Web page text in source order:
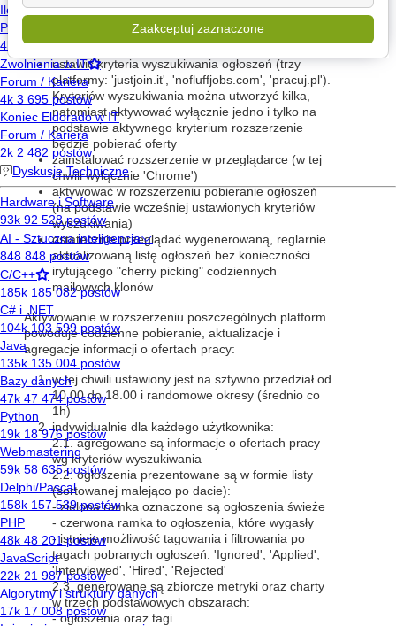
należy się zarejestrować podając e-mail (plus
ustawić kryteria wyszukiwania ogłoszeń (trzy
platformy: 'justjoin.it', 'nofluffjobs.com', 'pracuj.pl').
Kryteriów wyszukiwania można utworzyć kilka,
natomiast aktywować wyłącznie jedno i tylko na
podstawie aktywnego kryterium rozszerzenie
będzie pobierać oferty
zainstalować rozszerzenie w przeglądarce (w tej
chwili wyłącznie 'Chrome')
aktywować w rozszerzeniu pobieranie ogłoszeń
(na podstawie wcześniej ustawionych kryteriów
wyszukiwania)
ostatecznie przeglądać wygenerowaną, reglarnie
aktualizowaną listę ogłoszeń bez konieczności
irytującego "cherry picking" codziennych
mailowych klonów
Aktywowanie w rozszerzeniu poszczególnych platform
powoduje codzienne pobieranie, aktualizacje i
agregacje informacji o ofertach pracy:
w tej chwili ustawiony jest na sztywno przedział od
10.00 do 18.00 i randomowe okresy (średnio co
1h)
indywidualnie dla każdego użytkownika:
2.1. agregowane są informacje o ofertach pracy
wg kryteriów wyszukiwania
2.2. ogłoszenia prezentowane są w formie listy
(sortowanej malejąco po dacie):
- zielona ramka oznaczone są ogłoszenia świeże
- czerwona ramka to ogłoszenia, które wygasły
- istnieje możliwość tagowania i filtrowania po
tagach pobranych ogłoszeń: 'Ignored', 'Applied',
'Interviewed', 'Hired', 'Rejected'
2.3. generowane są zbiorcze metryki oraz charty
w trzech podstawowych obszarach:
- ogłoszenia oraz tagi
Zaakceptuj zaznaczone